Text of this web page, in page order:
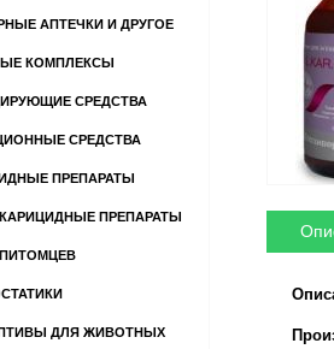
АПТЕЧКИ И ДРУГОЕ
КОМПЛЕКСЫ
СРЕДСТВА
СРЕДСТВА
ПРЕПАРАТЫ
ПРЕПАРАТЫ
ДЛЯ ЖИВОТНЫХ